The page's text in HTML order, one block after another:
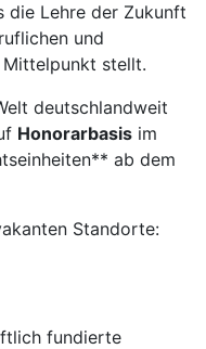
die Lehre der Zukunft
und
Mittelpunkt stellt.
deutschlandweit
Honorarbasis im
ab dem
Standorte:
fundierte